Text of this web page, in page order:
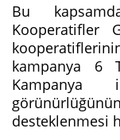
Bu
Kooperatifler
kampanya 6
Kampanya
desteklenmesi